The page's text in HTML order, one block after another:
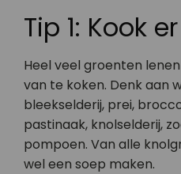
Tip 1: Kook
Heel veel groenten
van te koken. Denk aan
bleekselderij, prei,
pastinaak, knolselderij,
pompoen. Van alle
wel een soep maken.